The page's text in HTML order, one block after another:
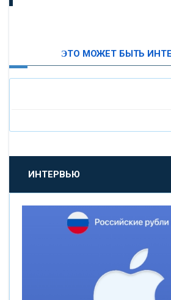
«БАНК САНКТ-ПЕТЕРБУРГ»
«ПРОМСВЯЗЬБАНК»
«НОВИКОМБАНК»
«ВНЕШПРОМБАНК»
ЭТО МОЖЕТ БЫТЬ
ИНТЕРВЬЮ